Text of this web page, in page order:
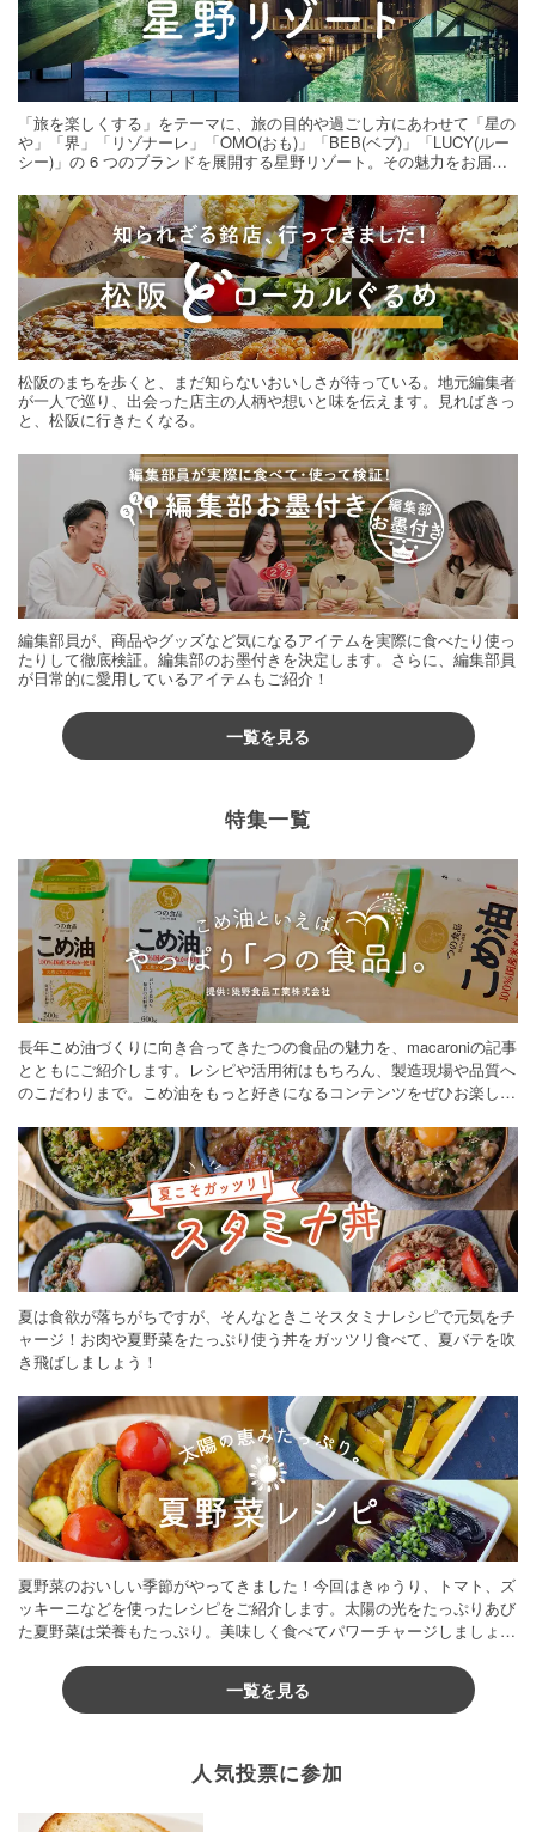
「旅を楽しくする」をテーマに、旅の目的や過ごし方にあわせて「星の
や」「界」「リゾナーレ」「OMO(おも)」「BEB(ベブ)」「LUCY(ルー
シー)」の 6 つのブランドを展開する星野リゾート。その魅力をお届け
松阪のまちを歩くと、まだ知らないおいしさが待っている。地元編集者
が一人で巡り、出会った店主の人柄や想いと味を伝えます。見ればきっ
と、松阪に行きたくなる。
編集部員が、商品やグッズなど気になるアイテムを実際に食べたり使っ
たりして徹底検証。編集部のお墨付きを決定します。さらに、編集部員
が日常的に愛用しているアイテムもご紹介！
一覧を見る
特集一覧
長年こめ油づくりに向き合ってきたつの食品の魅力を、macaroniの記事
とともにご紹介します。レシピや活用術はもちろん、製造現場や品質へ
のこだわりまで。こめ油をもっと好きになるコンテンツをぜひお楽しみ
夏は食欲が落ちがちですが、そんなときこそスタミナレシピで元気をチ
ャージ！お肉や夏野菜をたっぷり使う丼をガッツリ食べて、夏バテを吹
き飛ばしましょう！
夏野菜のおいしい季節がやってきました！今回はきゅうり、トマト、ズ
ッキーニなどを使ったレシピをご紹介します。太陽の光をたっぷりあび
た夏野菜は栄養もたっぷり。美味しく食べてパワーチャージしましょう
一覧を見る
人気投票に参加